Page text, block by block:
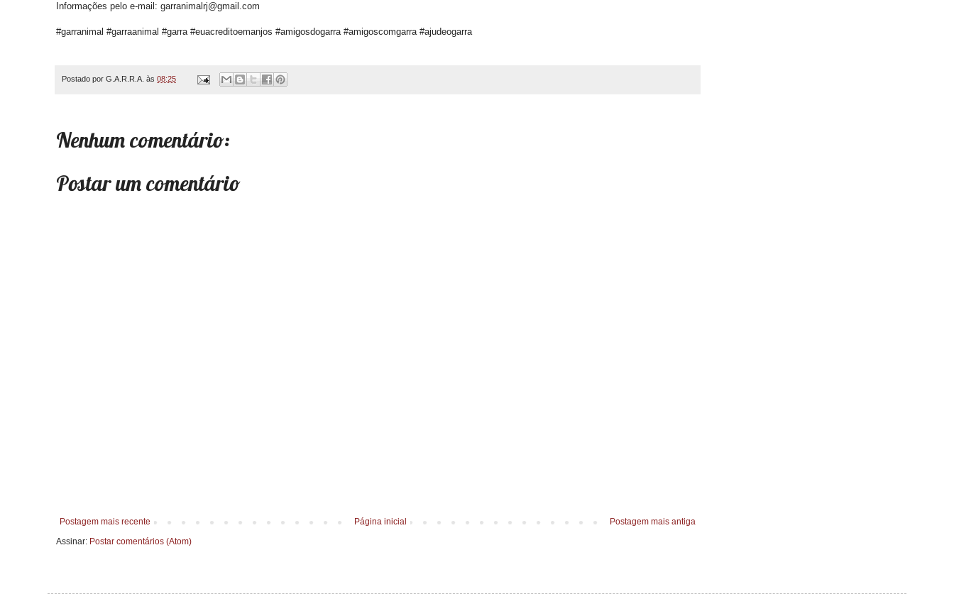
Informações pelo e-mail: garranimalrj@gmail.com
#garranimal #garraanimal #garra #euacreditoemanjos #amigosdogarra #amigoscomgarra #ajudeogarra
Postado por G.A.R.R.A. às 08:25
Nenhum comentário:
Postar um comentário
Postagem mais recente Postagem mais antiga
Página inicial
Assinar: Postar comentários (Atom)